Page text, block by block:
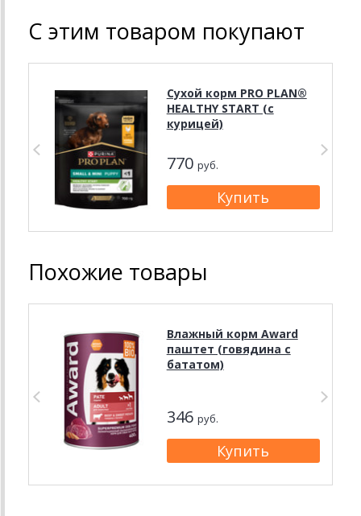
С этим товаром покупают
Сухой корм PRO PLAN®
HEALTHY START (с
курицей)
770 руб.
Похожие товары
Влажный корм Award
паштет (говядина с
бататом)
346 руб.